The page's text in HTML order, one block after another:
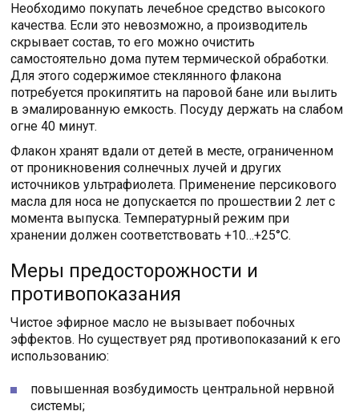
Необходимо покупать лечебное средство высокого
качества. Если это невозможно, а производитель
скрывает состав, то его можно очистить
самостоятельно дома путем термической обработки.
Для этого содержимое стеклянного флакона
потребуется прокипятить на паровой бане или вылить
в эмалированную емкость. Посуду держать на слабом
огне 40 минут.
Флакон хранят вдали от детей в месте, ограниченном
от проникновения солнечных лучей и других
источников ультрафиолета. Применение персикового
масла для носа не допускается по прошествии 2 лет с
момента выпуска. Температурный режим при
хранении должен соответствовать +10…+25°C.
Меры предосторожности и
противопоказания
Чистое эфирное масло не вызывает побочных
эффектов. Но существует ряд противопоказаний к его
использованию:
повышенная возбудимость центральной нервной
системы;